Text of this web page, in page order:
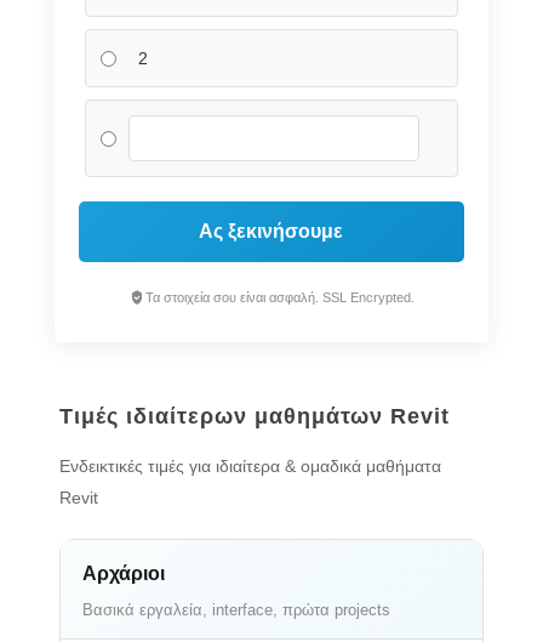
2
Ας ξεκινήσουμε
Τα στοιχεία σου είναι ασφαλή. SSL Encrypted.
Τιμές ιδιαίτερων μαθημάτων Revit
Ενδεικτικές τιμές για ιδιαίτερα & ομαδικά μαθήματα
Revit
Αρχάριοι
Βασικά εργαλεία, interface, πρώτα projects